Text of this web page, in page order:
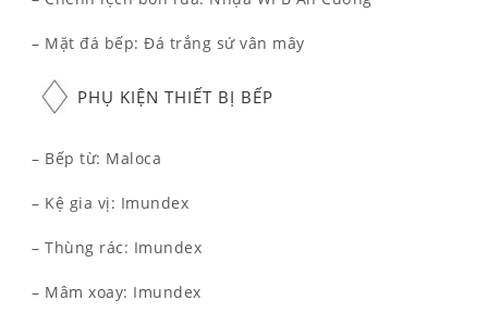
– Mặt đá bếp: Đá trắng sứ vân mây
PHỤ KIỆN THIẾT BỊ BẾP
– Bếp từ: Maloca
– Kệ gia vị: Imundex
– Thùng rác: Imundex
– Mâm xoay: Imundex